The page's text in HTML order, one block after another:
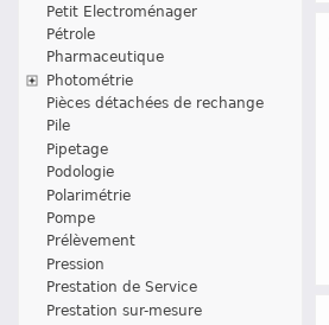
Petit Electroménager
Pétrole
Pharmaceutique
Photométrie
Pièces détachées de rechange
Pile
Pipetage
Podologie
Polarimétrie
Pompe
Prélèvement
Pression
Prestation de Service
Prestation sur-mesure